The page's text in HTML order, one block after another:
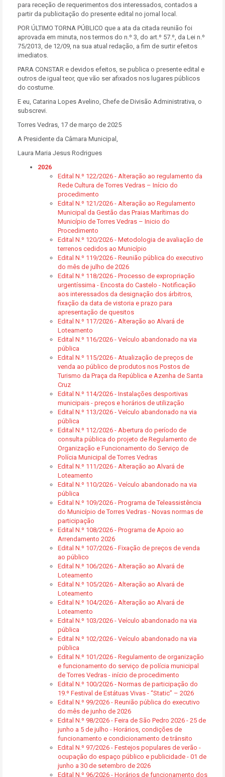
para receção de requerimentos dos interessados, contados a
partir da publicitação do presente edital no jornal local.
POR ÚLTIMO TORNA PÚBLICO que a ata da citada reunião foi
aprovada em minuta, nos termos do n.º 3, do art.º 57.º, da Lei n.º
75/2013, de 12/09, na sua atual redação, a fim de surtir efeitos
imediatos.
PARA CONSTAR e devidos efeitos, se publica o presente edital e
outros de igual teor, que vão ser afixados nos lugares públicos
do costume.
E eu, Catarina Lopes Avelino, Chefe de Divisão Administrativa, o
subscrevi.
Torres Vedras, 17 de março de 2025
A Presidente da Câmara Municipal,
Laura Maria Jesus Rodrigues
2026
Edital N.º 122/2026 - Alteração ao regulamento da
Rede Cultura de Torres Vedras – Início do
procedimento
Edital N.º 121/2026 - Alteração ao Regulamento
Municipal da Gestão das Praias Marítimas do
Município de Torres Vedras – Inicio do
Procedimento
Edital N.º 120/2026 - Metodologia de avaliação de
terrenos cedidos ao Município
Edital N.º 119/2026 - Reunião pública do executivo
do mês de julho de 2026
Edital N.º 118/2026 - Processo de expropriação
urgentíssima - Encosta do Castelo - Notificação
aos interessados da designação dos árbitros,
fixação da data de vistoria e prazo para
apresentação de quesitos
Edital N.º 117/2026 - Alteração ao Alvará de
Loteamento
Edital N.º 116/2026 - Veículo abandonado na via
pública
Edital N.º 115/2026 - Atualização de preços de
venda ao público de produtos nos Postos de
Turismo da Praça da República e Azenha de Santa
Cruz
Edital N.º 114/2026 - Instalações desportivas
municipais - preços e horários de utilização
Edital N.º 113/2026 - Veículo abandonado na via
pública
Edital N.º 112/2026 - Abertura do período de
consulta pública do projeto de Regulamento de
Organização e Funcionamento do Serviço de
Polícia Municipal de Torres Vedras
Edital N.º 111/2026 - Alteração ao Alvará de
Loteamento
Edital N.º 110/2026 - Veículo abandonado na via
pública
Edital N.º 109/2026 - Programa de Teleassistência
do Município de Torres Vedras - Novas normas de
participação
Edital N.º 108/2026 - Programa de Apoio ao
Arrendamento 2026
Edital N.º 107/2026 - Fixação de preços de venda
ao público
Edital N.º 106/2026 - Alteração ao Alvará de
Loteamento
Edital N.º 105/2026 - Alteração ao Alvará de
Loteamento
Edital N.º 104/2026 - Alteração ao Alvará de
Loteamento
Edital N.º 103/2026 - Veículo abandonado na via
pública
Edital N.º 102/2026 - Veículo abandonado na via
pública
Edital N.º 101/2026 - Regulamento de organização
e funcionamento do serviço de polícia municipal
de Torres Vedras - início de procedimento
Edital N.º 100/2026 - Normas de participação do
19.º Festival de Estátuas Vivas - “Static” – 2026
Edital N.º 99/2026 - Reunião pública do executivo
do mês de junho de 2026
Edital N.º 98/2026 - Feira de São Pedro 2026 - 25 de
junho a 5 de julho - Horários, condições de
funcionamento e condicionamento de trânsito
Edital N.º 97/2026 - Festejos populares de verão -
ocupação do espaço público e publicidade - 01 de
junho a 30 de setembro de 2026
Edital N.º 96/2026 - Horários de funcionamento dos